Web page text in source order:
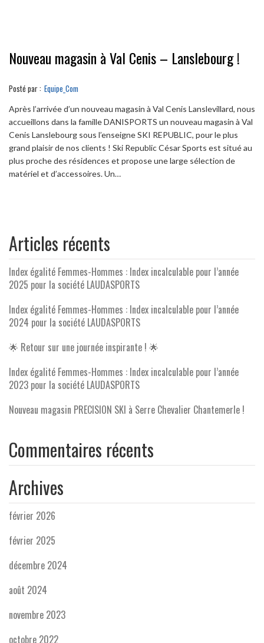
Nouveau magasin à Val Cenis – Lanslebourg !
Posté par : Equipe_Com
Après l’arrivée d’un nouveau magasin à Val Cenis Lanslevillard, nous
accueillons dans la famille DANISPORTS un nouveau magasin à Val
Cenis Lanslebourg sous l’enseigne SKI REPUBLIC, pour le plus
grand plaisir de nos clients ! Ski Republic César Sports est situé au
plus proche des résidences et propose une large sélection de
matériel et d’accessoires. Un…
Articles récents
Index égalité Femmes-Hommes : Index incalculable pour l’année
2025 pour la société LAUDASPORTS
Index égalité Femmes-Hommes : Index incalculable pour l’année
2024 pour la société LAUDASPORTS
🌟 Retour sur une journée inspirante ! 🌟
Index égalité Femmes-Hommes : Index incalculable pour l’année
2023 pour la société LAUDASPORTS
Nouveau magasin PRECISION SKI à Serre Chevalier Chantemerle !
Commentaires récents
Archives
février 2026
février 2025
décembre 2024
août 2024
novembre 2023
octobre 2022